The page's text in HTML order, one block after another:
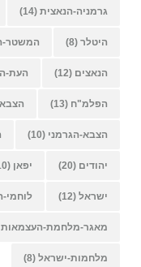
גרמניה-הנאצית (14)
היטלר (8) המשטר-
הנאצים (12) העת-
הפלמ"ח (13)
הצבא-הגרמני (10)
יהודים (20) יפאן (10)
ישראל (12)
מאגר-מלחמת-העצמאות
מלחמות-ישראל (8)